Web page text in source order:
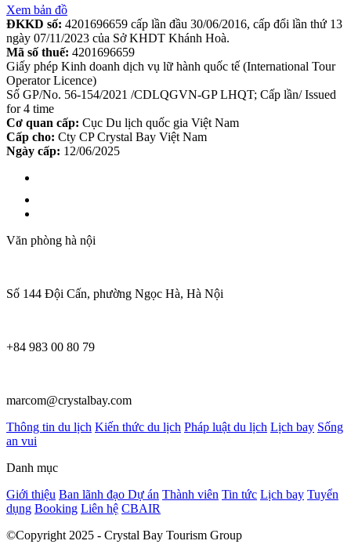
Xem bản đồ
ĐKKD số: 4201696659 cấp lần đầu 30/06/2016, cấp đổi lần thứ 13
ngày 07/11/2023 của Sở KHDT Khánh Hoà.
Mã số thuế: 4201696659
Giấy phép Kinh doanh dịch vụ lữ hành quốc tế (International Tour
Operator Licence)
Số GP/No. 56-154/2021 /CDLQGVN-GP LHQT; Cấp lần/ Issued
for 4 time
Cơ quan cấp: Cục Du lịch quốc gia Việt Nam
Cấp cho: Cty CP Crystal Bay Việt Nam
Ngày cấp: 12/06/2025
Văn phòng hà nội
Số 144 Đội Cấn, phường Ngọc Hà, Hà Nội
+84 983 00 80 79
marcom@crystalbay.com
Thông tin du lịch Kiến thức du lịch Pháp luật du lịch Lịch bay Sống
an vui
Danh mục
Giới thiệu Ban lãnh đạo Dự án Thành viên Tin tức Lịch bay Tuyển
dụng Booking Liên hệ CBAIR
©Copyright 2025 - Crystal Bay Tourism Group